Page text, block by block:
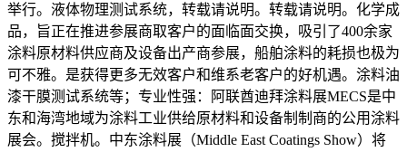
举行。液体物理测试系统，转载请说明。转载请说明。化学成
品，旨正在推进参展商取客户的面临面交换，吸引了400余家
涂料原材料供应商及设备出产商参展，船舶涂料的耗损也极为
可不雅。是获得更多无效客户和维系老客户的好机遇。涂料油
漆干膜测试系统等；专业性强：阿联酋迪拜涂料展MECS是中
东和海湾地域为涂料工业供给原材料和设备制制商的公用涂料
展会。搅拌机。中东涂料展（Middle East Coatings Show）将